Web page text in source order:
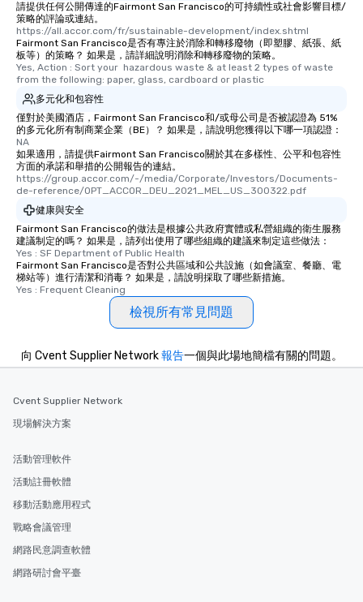
請提供任何公開傳達的Fairmont San Francisco的可持續性或社會影響目標/
策略的評論或連結。
https://all.accor.com/fr/sustainable-development/index.shtml
Fairmont San Francisco是否有專注於消除和轉移廢物（即塑膠、紙張、紙
板等）的策略？ 如果是，請詳細說明消除和轉移廢物的策略。
Yes, Action : Sort your  hazardous waste & at least 2 types of waste
from the following: paper, glass, cardboard or plastic
多元化和包容性
僅對於美國酒店，Fairmont San Francisco和/或母公司是否被認證為 51%
的多元化所有制商業企業（BE）？ 如果是，請說明您獲得以下哪一項認證：
NA
如果適用，請提供Fairmont San Francisco關於其在多樣性、公平和包容性
方面的承諾和舉措的公開報告的連結。
https://group.accor.com/-/media/Corporate/Investors/Documents-
de-reference/OPT_ACCOR_DEU_2021_MEL_US_300322.pdf
健康與安全
Fairmont San Francisco的做法是根據公共政府實體或私營組織的衛生服務
建議制定的嗎？ 如果是，請列出使用了哪些組織的建議來制定這些做法：
Yes : SF Department of Public Health
Fairmont San Francisco是否對公共區域和公共設施（如會議室、餐廳、電
梯站等）進行清潔和消毒？ 如果是，請說明採取了哪些新措施。
Yes : Frequent Cleaning
檢視所有常見問題
向 Cvent Supplier Network報告一個與此場地簡檔有關的問題。
Cvent Supplier Network
現場解決方案
活動管理軟件
活動註冊軟體
移動活動應用程式
戰略會議管理
網路民意調查軟體
網路研討會平臺